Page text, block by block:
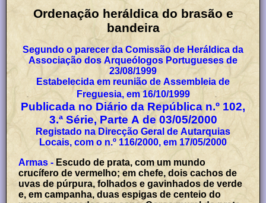
Ordenação heráldica do brasão e
bandeira
Segundo o parecer da Comissão de Heráldica da
Associação dos Arqueólogos Portugueses de
23/08/1999
Estabelecida em reunião de Assembleia de
Freguesia, em 16/10/1999
Publicada no Diário da República n.º 102,
3.ª Série, Parte A de 03/05/2000
Registado na Direcção Geral de Autarquias
Locais, com o n.º 116/2000, em 17/05/2000
Armas - Escudo de prata, com um mundo
crucífero de vermelho; em chefe, dois cachos de
uvas de púrpura, folhados e gavinhados de verde
e, em campanha, duas espigas de centeio do